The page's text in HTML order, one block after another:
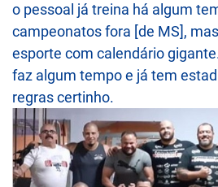
o pessoal já treina há algum
campeonatos fora [de MS],
esporte com calendário
faz algum tempo e já tem
regras certinho.